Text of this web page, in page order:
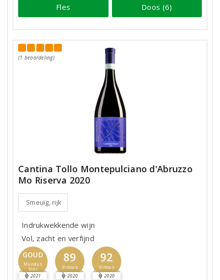
Fles Doos (6)
(1 beoordeling)
Cantina Tollo Montepulciano d'Abruzzo
Mo Riserva 2020
Smeuïg, rijk
Indrukwekkende wijn
Vol, zacht en verfijnd
GOUD
Mundus
Vini
2021
89
Vinous
2020
92
Vinous
2020